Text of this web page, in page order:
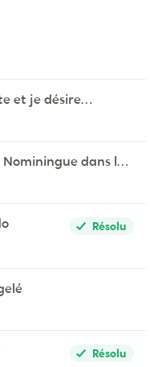
désire
videotron
dans les
Résolu
Résolu